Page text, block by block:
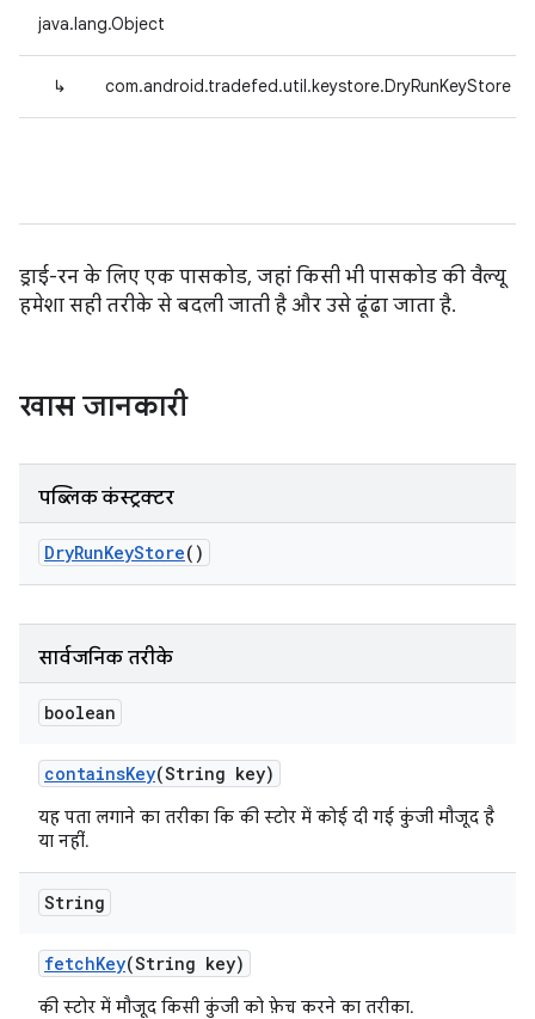
java.lang.Object
↳ com.android.tradefed.util.keystore.DryRunKeyStore
ड्राई-रन के लिए एक पासकोड, जहां किसी भी पासकोड की वैल्यू
हमेशा सही तरीके से बदली जाती है और उसे ढूंढा जाता है.
खास जानकारी
पब्लिक कंस्ट्रक्टर
DryRunKeyStore()
सार्वजनिक तरीके
boolean
containsKey(String key)
यह पता लगाने का तरीका कि की स्टोर में कोई दी गई कुंजी मौजूद है
या नहीं.
String
fetchKey(String key)
की स्टोर में मौजूद किसी कुंजी को फ़ेच करने का तरीका.